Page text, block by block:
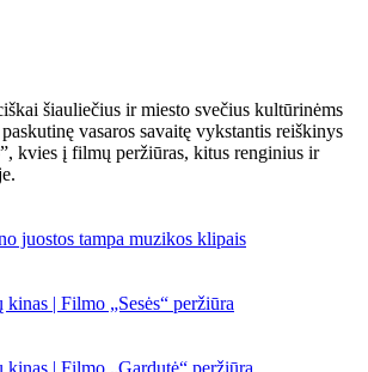
šiauliečius ir miesto svečius kultūrinėms
vasaros savaitę vykstantis reiškinys
kvies į filmų peržiūras, kitus renginius ir
juostos tampa muzikos klipais
kinas | Filmo „Sesės“ peržiūra
kinas | Filmo „Gardutė“ peržiūra